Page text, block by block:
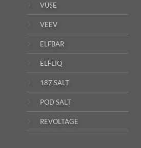
VUSE
VEEV
ELFBAR
ELFLIQ
187 SALT
POD SALT
REVOLTAGE